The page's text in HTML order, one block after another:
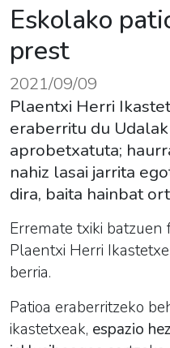
Eskolako
prest
2021/09/09
Plaentxi Herri
eraberritu du
aprobetxatuta;
nahiz lasai jarrita
dira, baita hainbat
Erremate txiki batzuen
Plaentxi Herri
berria.
Patioa eraberritzeko
ikastetxeak, espazio